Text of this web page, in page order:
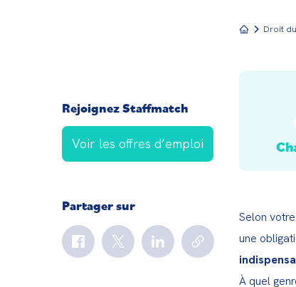
Rejoignez Staffmatch
Voir les offres d’emploi
Partager sur
Droit
Selon
une
À quel